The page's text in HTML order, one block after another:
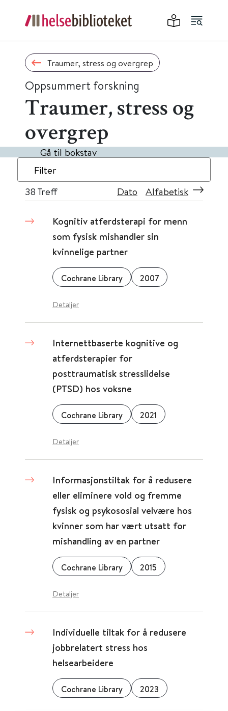
Traumer, stress og overgrep
Oppsummert forskning
Traumer, stress og
overgrep
Gå til bokstav
Filter
38 Treff Dato Alfabetisk
Kognitiv atferdsterapi for menn
som fysisk mishandler sin
kvinnelige partner
Cochrane Library 2007
Detaljer
Internettbaserte kognitive og
atferdsterapier for
posttraumatisk stresslidelse
(PTSD) hos voksne
Cochrane Library 2021
Detaljer
Informasjonstiltak for å redusere
eller eliminere vold og fremme
fysisk og psykososial velvære hos
kvinner som har vært utsatt for
mishandling av en partner
Cochrane Library 2015
Detaljer
Individuelle tiltak for å redusere
jobbrelatert stress hos
helsearbeidere
Cochrane Library 2023